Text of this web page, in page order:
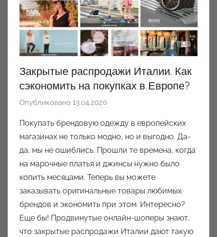
Закрытые распродажи Италии. Как
сэкономить на покупках в Европе?
Опубликовано 13.04.2020
т
о
р
о
м
a
u
k
c
Покупать брендовую одежду в европейских
магазинах не только модно, но и выгодно. Да-
да, мы не ошиблись. Прошли те времена, когда
на марочные платья и джинсы нужно было
копить месяцами. Теперь вы можете
заказывать оригинальные товары любимых
брендов и экономить при этом. Интересно?
Еще бы! Продвинутые онлайн-шоперы знают,
что закрытые распродажи Италии дают такую